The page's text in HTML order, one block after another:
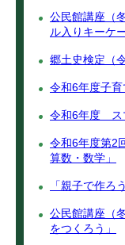
公民館講座（
ル入りキーケ
郷土史検定（
令和6年度子
令和6年度 ス
令和6年度第2
算数・数学」
「親子で作ろ
公民館講座（
をつくろう」